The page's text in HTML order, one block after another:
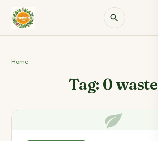
Home
Tag: 0 waste